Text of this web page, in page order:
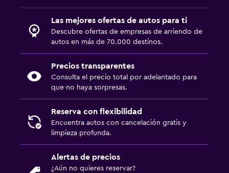
Las mejores ofertas de autos para ti
Descubre ofertas de empresas de arriendo de
autos en más de 70.000 destinos.
Precios transparentes
Consulta el precio total por adelantado para
que no haya sorpresas.
Reserva con flexibilidad
Encuentra autos con cancelación gratis y
limpieza profunda.
Alertas de precios
¿Aún no quieres reservar?